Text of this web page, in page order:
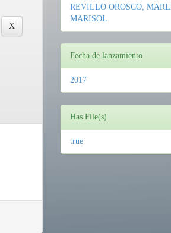
REVILLO OROSCO,
MARISOL
Fecha de lanzamiento
2017
Has File(s)
true